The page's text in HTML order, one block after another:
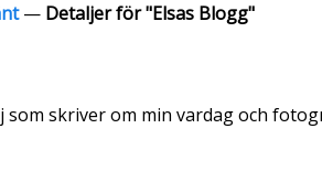
— Detaljer för "Elsas Blogg"
som skriver om min vardag och